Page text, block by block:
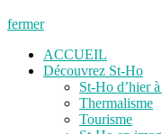
fermer
ACCUEIL
Découvrez St-Ho
St-Ho d’hier
Thermalisme
Tourisme